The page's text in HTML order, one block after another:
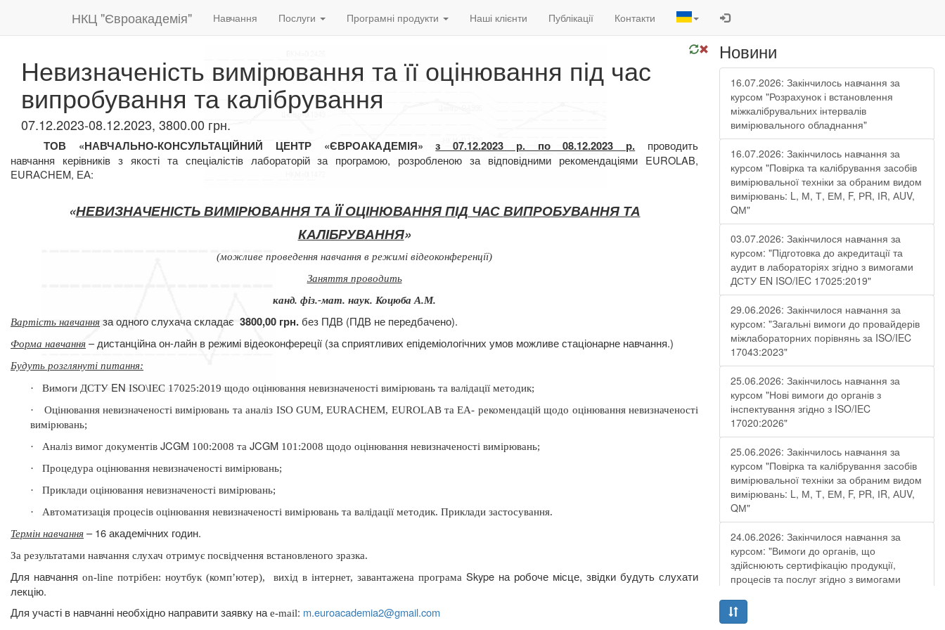
НКЦ "Євроакадемія" Навчання Послуги Програмні продукти Наші клієнти Публікації Контакти
Невизначеність вимірювання та її оцінювання під час
випробування та калібрування
07.12.2023-08.12.2023, 3800.00 грн.
ТОВ «НАВЧАЛЬНО-КОНСУЛЬТАЦІЙНИЙ ЦЕНТР «ЄВРОАКАДЕМІЯ»з 07.12.2023 р. по 08.12.2023 р.
проводить
навчання керівників з якості та спеціалістів лабораторій за програмою, розробленою за відповідними рекомендаціями EUROLAB,
EURАCHEM, ЕА:
«НЕВИЗНАЧЕНІСТЬ ВИМІРЮВАННЯ ТА ЇЇ ОЦІНЮВАННЯПІД ЧАСВИПРОБУВАННЯ ТА
КАЛІБРУВАННЯ»
(можливе проведення навчання в режимі відеоконференції)
Заняття проводить
канд. фіз.-мат. наук. Коцюба А.М.
Вартість навчання за одного слухача складає 3800,00 грн. без ПДВ (ПДВ не передбачено).
Форма навчання – дистанційна он-лайн в режимі відеоконфереції (за сприятливих епідеміологічних умов можливе стаціонарне навчання.)
Будуть розглянуті питання:
·
Вимоги ДСТУ EN ISO\IEC 17025:2019 щодо оцінювання невизначеності вимірювань та валідації методик;
·
Оцінювання невизначеності вимірювань та аналіз ISO GUM, EURACHEM, EUROLAB та EA- рекомендацій щодо оцінювання невизначеності
вимірювань;
·
Аналіз вимог документівJCGM 100:2008 таJCGM 101:2008 щодо оцінювання невизначеності вимірювань;
·
Процедура оцінювання невизначеності вимірювань;
·
Приклади оцінювання невизначеності вимірювань;
·
Автоматизація процесів оцінювання невизначеності вимірювань та валідації методик. Приклади застосування.
Термін навчання – 16 академічних годин.
За результатами навчання слухач отримує посвідчення встановленого зразка.
Для навчання on-line потрібен: ноутбук (комп’ютер), вихід в інтернет, завантажена програма Skype на робоче місце, звідки будуть слухати
лекцію.
Для участі в навчанні необхідно направити заявку на e-mail: m.euroacademia2@gmail.com
Новини
16.07.2026: Закінчилось навчання за
курсом "Розрахунок і встановлення
міжкалібрувальних інтервалів
вимірювального обладнання"
16.07.2026: Закінчилось навчання за
курсом "Повірка та калібрування засобів
вимірювальної техніки за обраним видом
вимірювань: L, М, Т, ЕМ, F, РR, ІR, АUV,
QМ"
03.07.2026: Закінчилося навчання за
курсом: "Підготовка до акредитації та
аудит в лабораторіях згідно з вимогами
ДСТУ EN ISO/IEC 17025:2019"
29.06.2026: Закінчилося навчання за
курсом: "Загальні вимоги до провайдерів
міжлабораторних порівнянь за ISO/IEC
17043:2023"
25.06.2026: Закінчилось навчання за
курсом "Нові вимоги до органів з
інспектування згідно з ISO/IEC
17020:2026"
25.06.2026: Закінчилось навчання за
курсом "Повірка та калібрування засобів
вимірювальної техніки за обраним видом
вимірювань: L, М, Т, ЕМ, F, РR, ІR, АUV,
QМ"
24.06.2026: Закінчилося навчання за
курсом: "Вимоги до органів, що
здійснюють сертифікацію продукції,
процесів та послуг згідно з вимогами
19.06.2026: Закінчилося навчання за